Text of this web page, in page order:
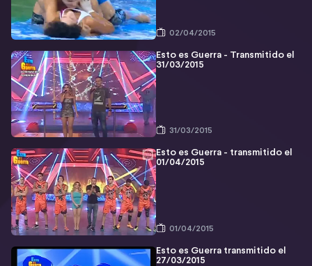
02/04/2015
Esto es Guerra - Transmitido el
31/03/2015
31/03/2015
Esto es Guerra - transmitido el
01/04/2015
01/04/2015
Esto es Guerra transmitido el
27/03/2015